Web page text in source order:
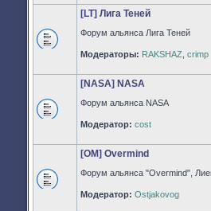
сообщений
Нет
непрочитанных
[LT] Лига Теней
Форум альянса Лига Теней
Модераторы: RAKSHAZ crimp
Нет
непрочитанных
[NASA] NASA
Форум альянса NASA
Модератор: cost
Нет
непрочитанных
[OM] Overmind
Форум альянса "Overmind",
Модератор: Ostjakovog